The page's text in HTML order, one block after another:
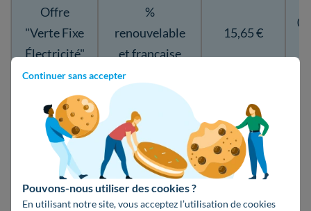
Continuer sans accepter
Pouvons-nous utiliser des cookies ?
En utilisant notre site, vous acceptez l’utilisation de cookies
Offre
"Verte Fixe
Électricité"
%
renouvelable
et française
garanti 1 an
15,65 €
Offre
Tarifs
attractifs en
heures
creuses